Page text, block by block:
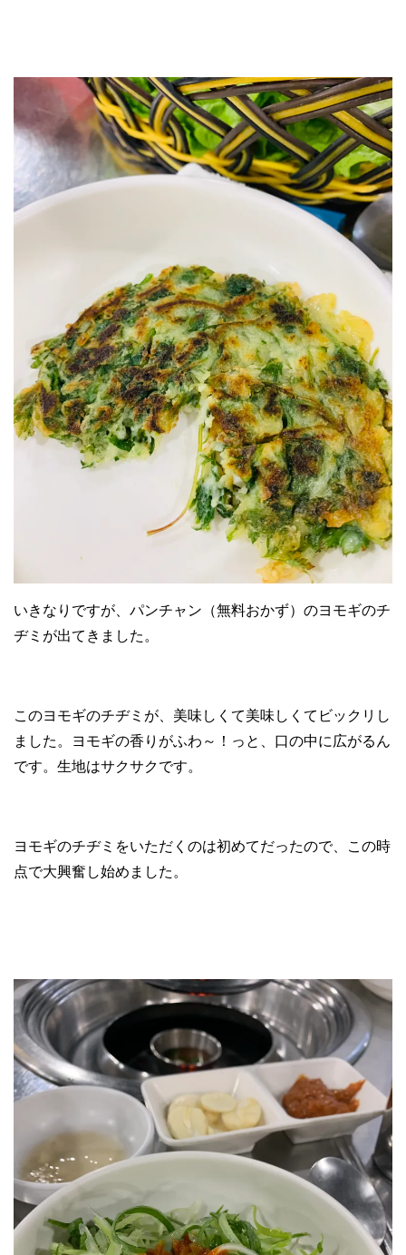
いきなりですが、パンチャン（無料おかず）のヨモギのチ
ヂミが出てきました。
このヨモギのチヂミが、美味しくて美味しくてビックリし
ました。ヨモギの香りがふわ～！っと、口の中に広がるん
です。生地はサクサクです。
ヨモギのチヂミをいただくのは初めてだったので、この時
点で大興奮し始めました。